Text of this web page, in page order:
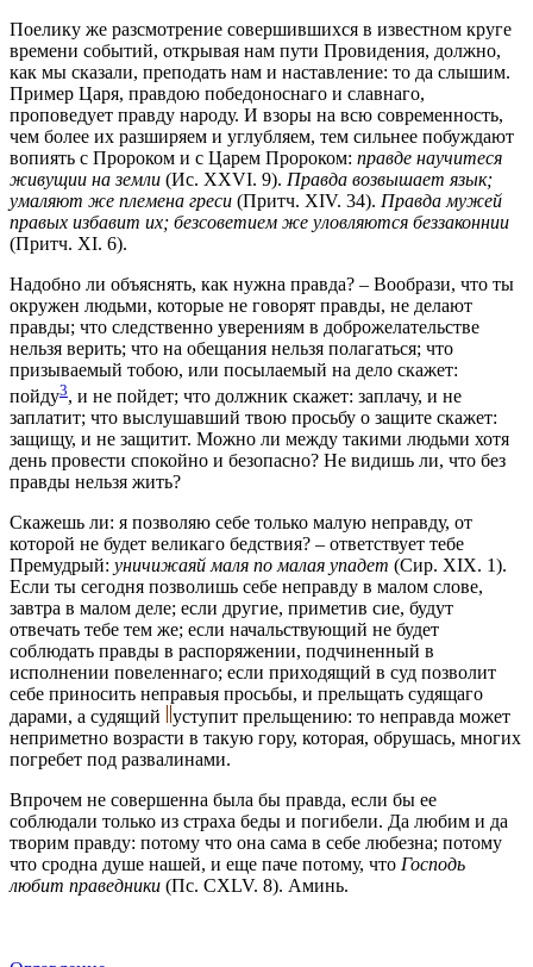
Поелику же разсмотрение совершившихся в известном круге
времени событий, открывая нам пути Провидения, должно,
как мы сказали, преподать нам и наставление: то да слышим.
Пример Царя, правдою победоноснаго и славнаго,
проповедует правду народу. И взоры на всю современность,
чем более их разширяем и углубляем, тем сильнее побуждают
вопиять с Пророком и с Царем Пророком: правде научитеся
живущии на земли (Ис. XXVI. 9). Правда возвышает язык;
умаляют же племена греси (Притч. XIV. 34). Правда мужей
правых избавит их; безсоветием же уловляются беззаконнии
(Притч. XI. 6).
Надобно ли объяснять, как нужна правда? – Вообрази, что ты
окружен людьми, которые не говорят правды, не делают
правды; что следственно уверениям в доброжелательстве
нельзя верить; что на обещания нельзя полагаться; что
призываемый тобою, или посылаемый на дело скажет:
пойду3, и не пойдет; что должник скажет: заплачу, и не
заплатит; что выслушавший твою просьбу о защите скажет:
защищу, и не защитит. Можно ли между такими людьми хотя
день провести спокойно и безопасно? Не видишь ли, что без
правды нельзя жить?
Скажешь ли: я позволяю себе только малую неправду, от
которой не будет великаго бедствия? – ответствует тебе
Премудрый: уничижаяй маля по малая упадет (Сир. XIX. 1).
Если ты сегодня позволишь себе неправду в малом слове,
завтра в малом деле; если другие, приметив сие, будут
отвечать тебе тем же; если начальствующий не будет
соблюдать правды в распоряжении, подчиненный в
исполнении повеленнаго; если приходящий в суд позволит
себе приносить неправыя просьбы, и прельщать судящаго
дарами, а судящий
уступит прельщению: то неправда может
неприметно возрасти в такую гору, которая, обрушась, многих
погребет под развалинами.
Впрочем не совершенна была бы правда, если бы ее
соблюдали только из страха беды и погибели. Да любим и да
творим правду: потому что она сама в себе любезна; потому
что сродна душе нашей, и еще паче потому, что Господь
любит праведники (Пс. CXLV. 8). Аминь.